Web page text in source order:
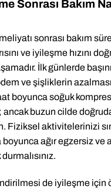
Sonrası Bakım
sonrası bakım
ve iyileşme hızını
İlk günlerde
ve şişliklerin
boyunca soğuk
ancak buzun cilde
Fiziksel aktivitelerinizi
ağır egzersiz ve
de iyileşme için